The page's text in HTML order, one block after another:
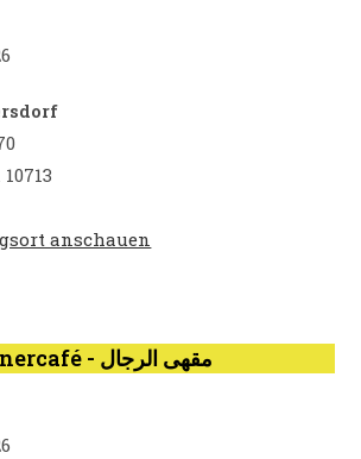
10713
anschauen
BENN Männercafé - مقهى الرجال